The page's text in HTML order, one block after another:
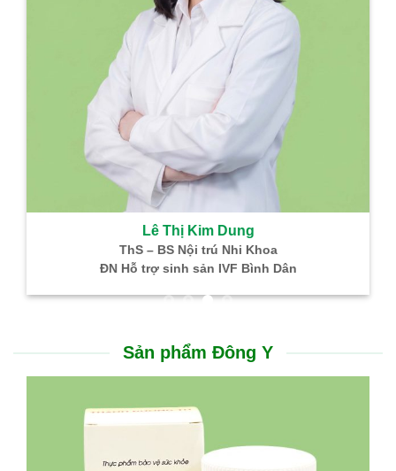
Lê Thị Kim Dung
ThS – BS Nội trú Nhi Khoa
ĐN Hỗ trợ sinh sản IVF Bình Dân
Sản phẩm Đông Y